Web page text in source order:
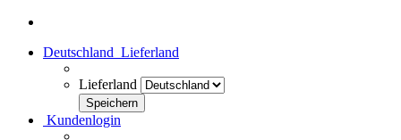
Deutschland Lieferland
Lieferland
Kundenlogin